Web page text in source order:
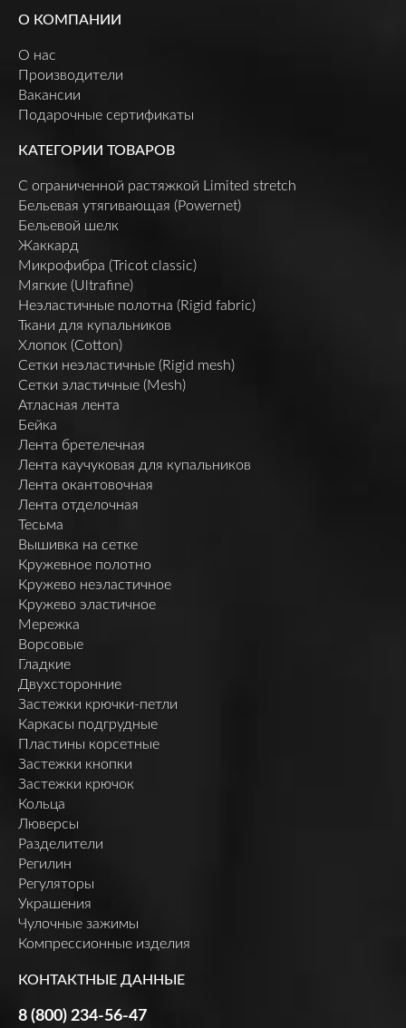
О КОМПАНИИ
О нас
Производители
Вакансии
Подарочные сертификаты
КАТЕГОРИИ ТОВАРОВ
C ограниченной растяжкой Limited stretch
Бельевая утягивающая (Powernet)
Бельевой шелк
Жаккард
Микрофибра (Tricot classic)
Мягкие (Ultrafine)
Неэластичные полотна (Rigid fabric)
Ткани для купальников
Хлопок (Cotton)
Сетки неэластичные (Rigid mesh)
Сетки эластичные (Mesh)
Атласная лента
Бейка
Лента бретелечная
Лента каучуковая для купальников
Лента окантовочная
Лента отделочная
Тесьма
Вышивка на сетке
Кружевное полотно
Кружево неэластичное
Кружево эластичное
Мережка
Ворсовые
Гладкие
Двухсторонние
Застежки крючки-петли
Каркасы подгрудные
Пластины корсетные
Застежки кнопки
Застежки крючок
Кольца
Люверсы
Разделители
Регилин
Регуляторы
Украшения
Чулочные зажимы
Компрессионные изделия
КОНТАКТНЫЕ ДАННЫЕ
8 (800) 234-56-47